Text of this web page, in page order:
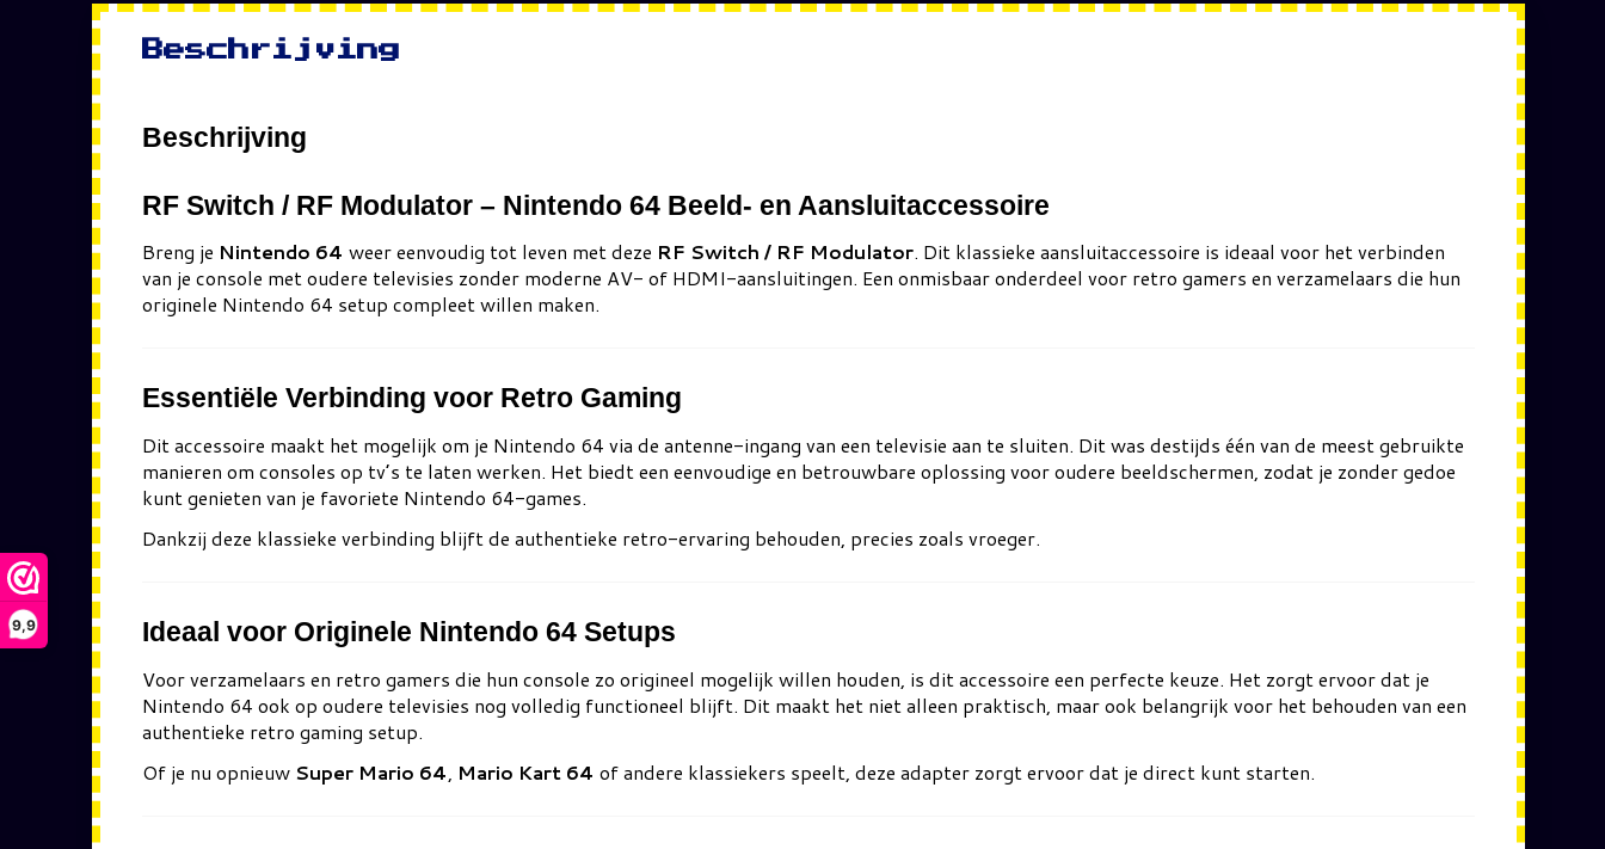
9,9
Beschrijving
Beschrijving
RF Switch / RF Modulator – Nintendo 64 Beeld- en Aansluitaccessoire
Breng je Nintendo 64 weer eenvoudig tot leven met deze RF Switch / RF Modulator. Dit klassieke aansluitaccessoire is ideaal voor het verbinden
van je console met oudere televisies zonder moderne AV- of HDMI-aansluitingen. Een onmisbaar onderdeel voor retro gamers en verzamelaars die hun
originele Nintendo 64 setup compleet willen maken.
Essentiële Verbinding voor Retro Gaming
Dit accessoire maakt het mogelijk om je Nintendo 64 via de antenne-ingang van een televisie aan te sluiten. Dit was destijds één van de meest gebruikte
manieren om consoles op tv’s te laten werken. Het biedt een eenvoudige en betrouwbare oplossing voor oudere beeldschermen, zodat je zonder gedoe
kunt genieten van je favoriete Nintendo 64-games.
Dankzij deze klassieke verbinding blijft de authentieke retro-ervaring behouden, precies zoals vroeger.
Ideaal voor Originele Nintendo 64 Setups
Voor verzamelaars en retro gamers die hun console zo origineel mogelijk willen houden, is dit accessoire een perfecte keuze. Het zorgt ervoor dat je
Nintendo 64 ook op oudere televisies nog volledig functioneel blijft. Dit maakt het niet alleen praktisch, maar ook belangrijk voor het behouden van een
authentieke retro gaming setup.
Of je nu opnieuw Super Mario 64, Mario Kart 64 of andere klassiekers speelt, deze adapter zorgt ervoor dat je direct kunt starten.